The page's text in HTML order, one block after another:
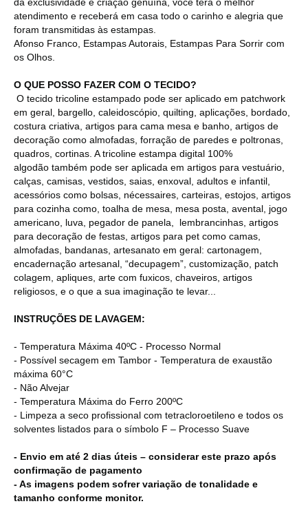
atendimento e receberá em casa todo o carinho e alegria que
foram transmitidas às estampas.
Afonso Franco, Estampas Autorais, Estampas Para Sorrir com
os Olhos.
O QUE POSSO FAZER COM O TECIDO?
O tecido tricoline estampado pode ser aplicado em patchwork
em geral, bargello, caleidoscópio, quilting, aplicações, bordado,
costura criativa, artigos para cama mesa e banho, artigos de
decoração como almofadas, forração de paredes e poltronas,
quadros, cortinas. A tricoline estampa digital 100%
algodão também pode ser aplicada em artigos para vestuário,
calças, camisas, vestidos, saias, enxoval, adultos e infantil,
acessórios como bolsas, nécessaires, carteiras, estojos, artigos
para cozinha como, toalha de mesa, mesa posta, avental, jogo
americano, luva, pegador de panela, lembrancinhas, artigos
para decoração de festas, artigos para pet como camas,
almofadas, bandanas, artesanato em geral: cartonagem,
encadernação artesanal, “decupagem”, customização, patch
colagem, apliques, arte com fuxicos, chaveiros, artigos
religiosos, e o que a sua imaginação te levar...
INSTRUÇÕES DE LAVAGEM:
- Temperatura Máxima 40ºC - Processo Normal
- Possível secagem em Tambor - Temperatura de exaustão
máxima 60°C
- Não Alvejar
- Temperatura Máxima do Ferro 200ºC
- Limpeza a seco profissional com tetracloroetileno e todos os
solventes listados para o símbolo F – Processo Suave
- Envio em até 2 dias úteis – considerar este prazo após
confirmação de pagamento
- As imagens podem sofrer variação de tonalidade e
tamanho conforme monitor.